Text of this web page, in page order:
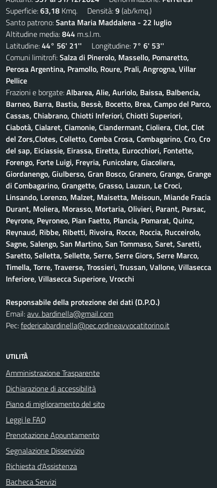
Superficie:63,18 Kmq. Densità:9(ab/kmq.)
Santo patrono:Santa Maria Maddalena - 22 luglio
Altitudine media:844 m.s.l.m.
Latitudine:44° 56' 21'' Longitudine: 7° 6' 53''
Comuni limitrofi:Salza di Pinerolo, Massello, Pomaretto,
Perosa Argentina, Pramollo, Roure, Prali, Angrogna, Villar
Pellice
Frazioni e borgate:Albarea, Alie, Auriolo, Baissa, Balbencia,
Barneo, Barra, Bastia, Bessè, Bocetto, Brea, Campo del Parco,
Cassas, Chiabrano, Chiotti Inferiori, Chiotti Superiori,
Ciabotà, Cialaret, Ciamonie, Ciandermant, Cioliera, Clot, Clot
del Zors,Clotes, Colletto, Comba Crosa, Combagarino, Cro, Cro
del sap, Eiciassie, Eirassa, Eiretta, Eurocchiori, Fontette,
Forengo, Forte Luigi, Freyria, Funicolare, Giacoliera,
Giordanengo, Giulberso, Gran Bosco, Granero, Grange, Grange
di Combagarino, Grangette, Grasso, Lauzun, Le Croci,
Linsando, Lorenzo, Malzet, Maisetta, Meisoun, Miande Fracia
Durant, Moliera, Morasso, Mortaria, Olivieri, Parant, Parsac,
Peyrone, Peyroneo, Pian Faetto, Plancia, Pomarat, Quinz,
Reynaud, Ribbe, Ribetti, Rivoira, Rocce, Roccia, Rucceirolo,
Sagne, Salengo, San Martino, San Tommaso, Saret, Saretti,
Saretto, Selletta, Sellette, Serre, Serre Giors, Serre Marco,
Timella, Torre, Traverse, Trossieri, Trussan, Vallone, Villasecca
Inferiore, Villasecca Superiore, Vrocchi
Responsabile della protezione dei dati (D.P.O.)
Email:avv. bardinella@gmail.com
Pec:federicabardinella@pec.ordineavvocatitorino.it
UTILITÀ
Amministrazione Trasparente
Dichiarazione di accessibilità
Piano di miglioramento del sito
Leggi le FAQ
Prenotazione Appuntamento
Segnalazione Disservizio
Richiesta d'Assistenza
Bacheca Servizi